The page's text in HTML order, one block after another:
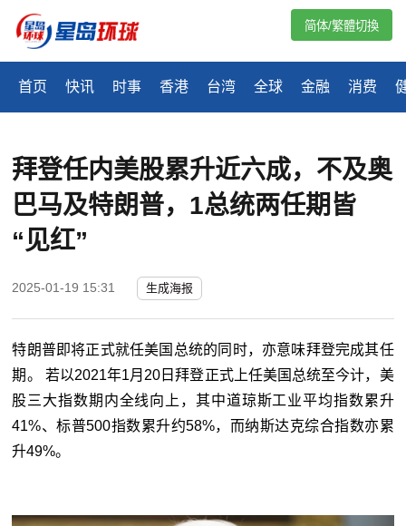
首页 快讯 时事 香港 台湾 全球 金融 消费
简体/繁體切換
拜登任内美股累升近六成，不及奥
巴马及特朗普，1总统两任期皆
“见红”
2025-01-19 15:31 生成海报
特朗普即将正式就任美国总统的同时，亦意味拜登完成其任
期。 若以2021年1月20日拜登正式上任美国总统至今计，美
股三大指数期内全线向上，其中道琼斯工业平均指数累升
41%、标普500指数累升约58%，而纳斯达克综合指数亦累
升49%。